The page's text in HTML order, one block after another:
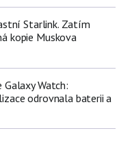
Starlink. Zatím
kopie Muskova
Watch:
odrovnala baterii a